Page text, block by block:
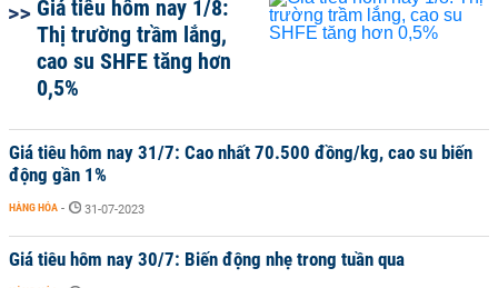
Giá tiêu hôm nay 1/8:
Thị trường trầm lắng,
cao su SHFE tăng hơn
0,5%
Giá tiêu hôm nay 31/7: Cao nhất 70.500 đồng/kg, cao su biến
động gần 1%
HÀNG HÓA - 31-07-2023
Giá tiêu hôm nay 30/7: Biến động nhẹ trong tuần qua